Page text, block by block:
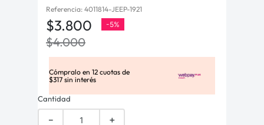
Referencia: 4011814-JEEP-1921
$3.800 -5%
$4.000
Cómpralo en 12 cuotas de
$317 sin interés
Cantidad
＋
－